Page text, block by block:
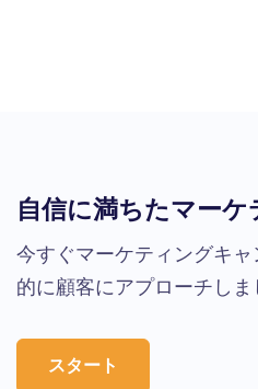
自信に満ちたマー
今すぐマーケティングキ
的に顧客にアプローチしま
スタート